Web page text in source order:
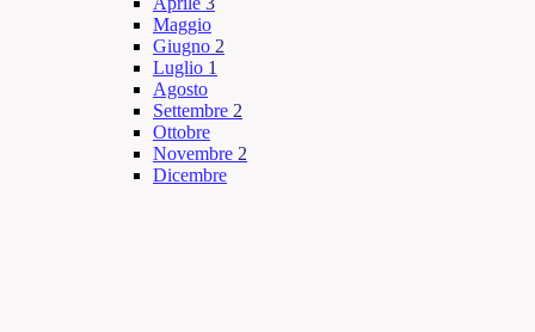
Maggio
Giugno 2
Luglio 1
Agosto
Settembre 2
Ottobre
Novembre 2
Dicembre